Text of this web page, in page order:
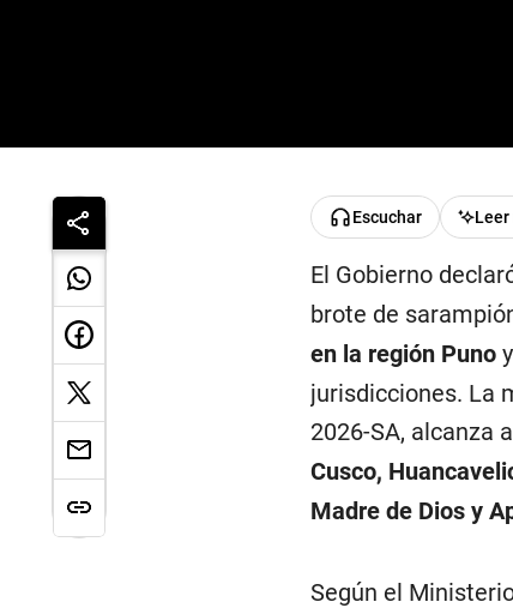
Escuchar Leer
El Gobierno
brote de
en la región Punoy
jurisdicciones. La
2026-SA, alcanza
Cusco,
Madre de Dios y
Según el